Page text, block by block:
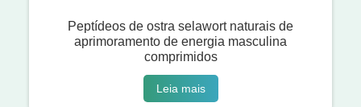
Peptídeos de ostra selawort naturais de
aprimoramento de energia masculina
comprimidos
Leia mais